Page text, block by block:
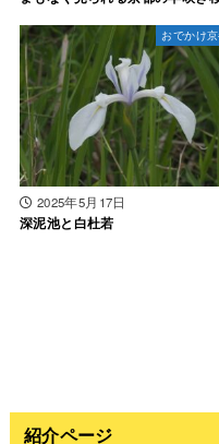
おでかけ
2025年5月17日
深泥池と白杜若
紹介ページ